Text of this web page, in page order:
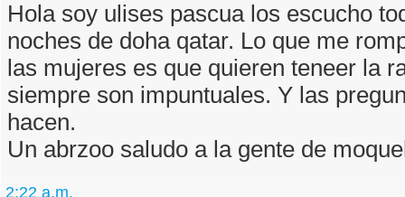
Hola soy ulises pascua los escucho
noches de doha qatar. Lo que me
las mujeres es que quieren teneer la
siempre son impuntuales. Y las
hacen.
Un abrzoo saludo a la gente de
2:22 a.m.